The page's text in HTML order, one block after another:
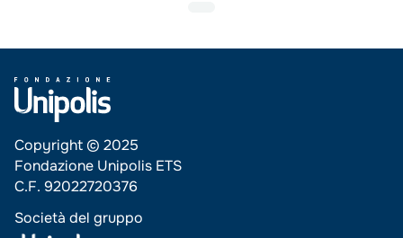
Copyright © 2025
Fondazione Unipolis ETS
C.F. 92022720376
Società del gruppo